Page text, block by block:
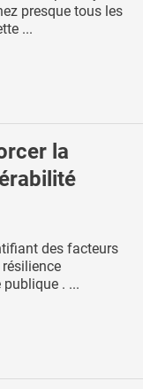
presque tous les
...
la
des facteurs
. ...